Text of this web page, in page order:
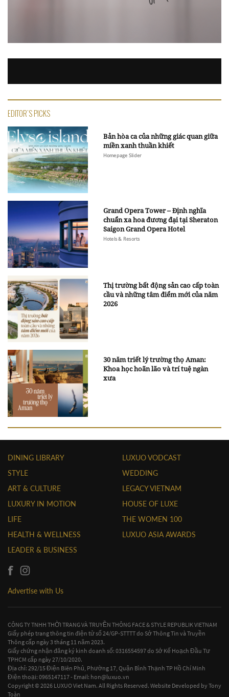
EDITOR'S PICKS
Bản hòa ca của những giác quan giữa
miền xanh thuần khiết
Homepage Slider
Grand Opera Tower – Định nghĩa
chuẩn xa hoa đương đại tại Sheraton
Saigon Grand Opera Hotel
Hotels & Resorts
Thị trường bất động sản cao cấp toàn
cầu và những tâm điểm mới của năm
2026
30 năm triết lý trường thọ Aman:
Khoa học hoãn lão và trí tuệ ngàn
xưa
DINING LIBRARY
STYLE
ART & CULTURE
LUXURY IN MOTION
LIFE
HEALTH & WELLNESS
LEADER & BUSINESS
LUXUO VODCAST
WEDDING
LEGACY VIETNAM
HOUSE OF LUXE
THE WOMEN 100
LUXUO ASIA AWARDS
Advertise with Us
CÔNG TY TNHH THỜI TRANG VÀ TRUYỀN THÔNG FACE & STYLE REPUBLIK VIETNAM
Giấy phép trang thông tin điện tử số 24/GP-STTTT do Sở Thông Tin và Truyền
Thông cấp ngày 3 tháng 11 năm 2023.
Giấy chứng nhận đăng ký kinh doanh số: 0316554597 do Sở Kế Hoạch Đầu Tư
TPHCM cấp ngày 27/10/2020.
Địa chỉ: 292/15 Điện Biên Phủ, Phường 17, Quận Bình Thạnh TP Hồ Chí Minh
Điện thoại: 0965147117 - Email: hon@luxuo.vn
Copyright © 2026 LUXUO Viet Nam. All Rights Reserved. Website Developed byTony
Toàn